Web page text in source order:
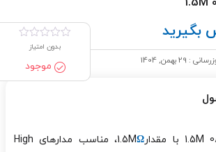
بگیرید
29 بهمن, 1404
بدون امتیاز
موجود
Ω
، مناسب مدارهای High